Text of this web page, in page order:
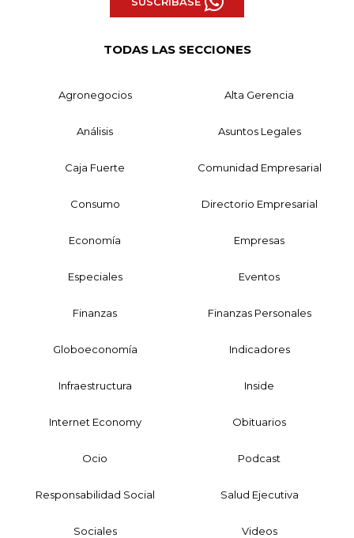
TODAS LAS SECCIONES
Agronegocios Alta Gerencia
Análisis Asuntos Legales
Caja Fuerte Comunidad Empresarial
Consumo Directorio Empresarial
Economía Empresas
Especiales Eventos
Finanzas Finanzas Personales
Globoeconomía Indicadores
Infraestructura Inside
Internet Economy Obituarios
Ocio Podcast
Responsabilidad Social Salud Ejecutiva
Sociales Videos